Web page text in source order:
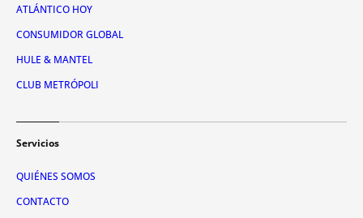
ATLÁNTICO HOY
CONSUMIDOR GLOBAL
HULE & MANTEL
CLUB METRÓPOLI
Servicios
QUIÉNES SOMOS
CONTACTO